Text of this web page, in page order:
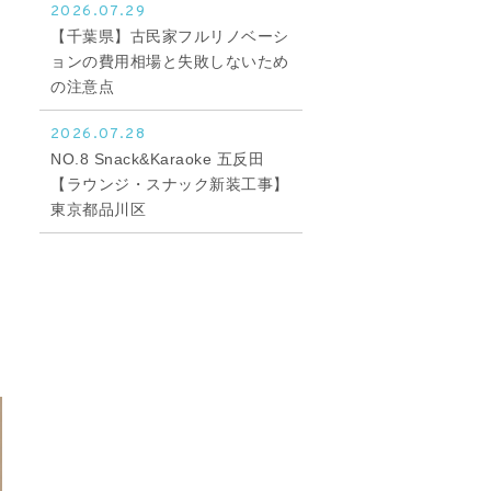
2026.07.29
【千葉県】古民家フルリノベーシ
ョンの費用相場と失敗しないため
の注意点
2026.07.28
NO.8 Snack&Karaoke 五反田
【ラウンジ・スナック新装工事】
東京都品川区